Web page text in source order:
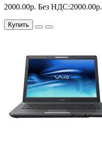
2000.00р. Без НДС:2000.00р.
Купить